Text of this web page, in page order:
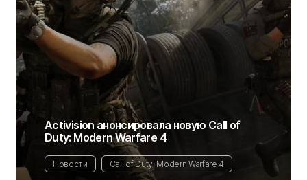
Activision анонсировала новую Call of
Duty: Modern Warfare 4
Новости Call of Duty: Modern Warfare 4